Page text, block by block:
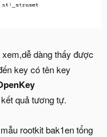
dàng thấy được
key có tên key
quả tương tự.
rootkit bak1en tổng